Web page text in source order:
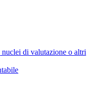
di valutazione o altri